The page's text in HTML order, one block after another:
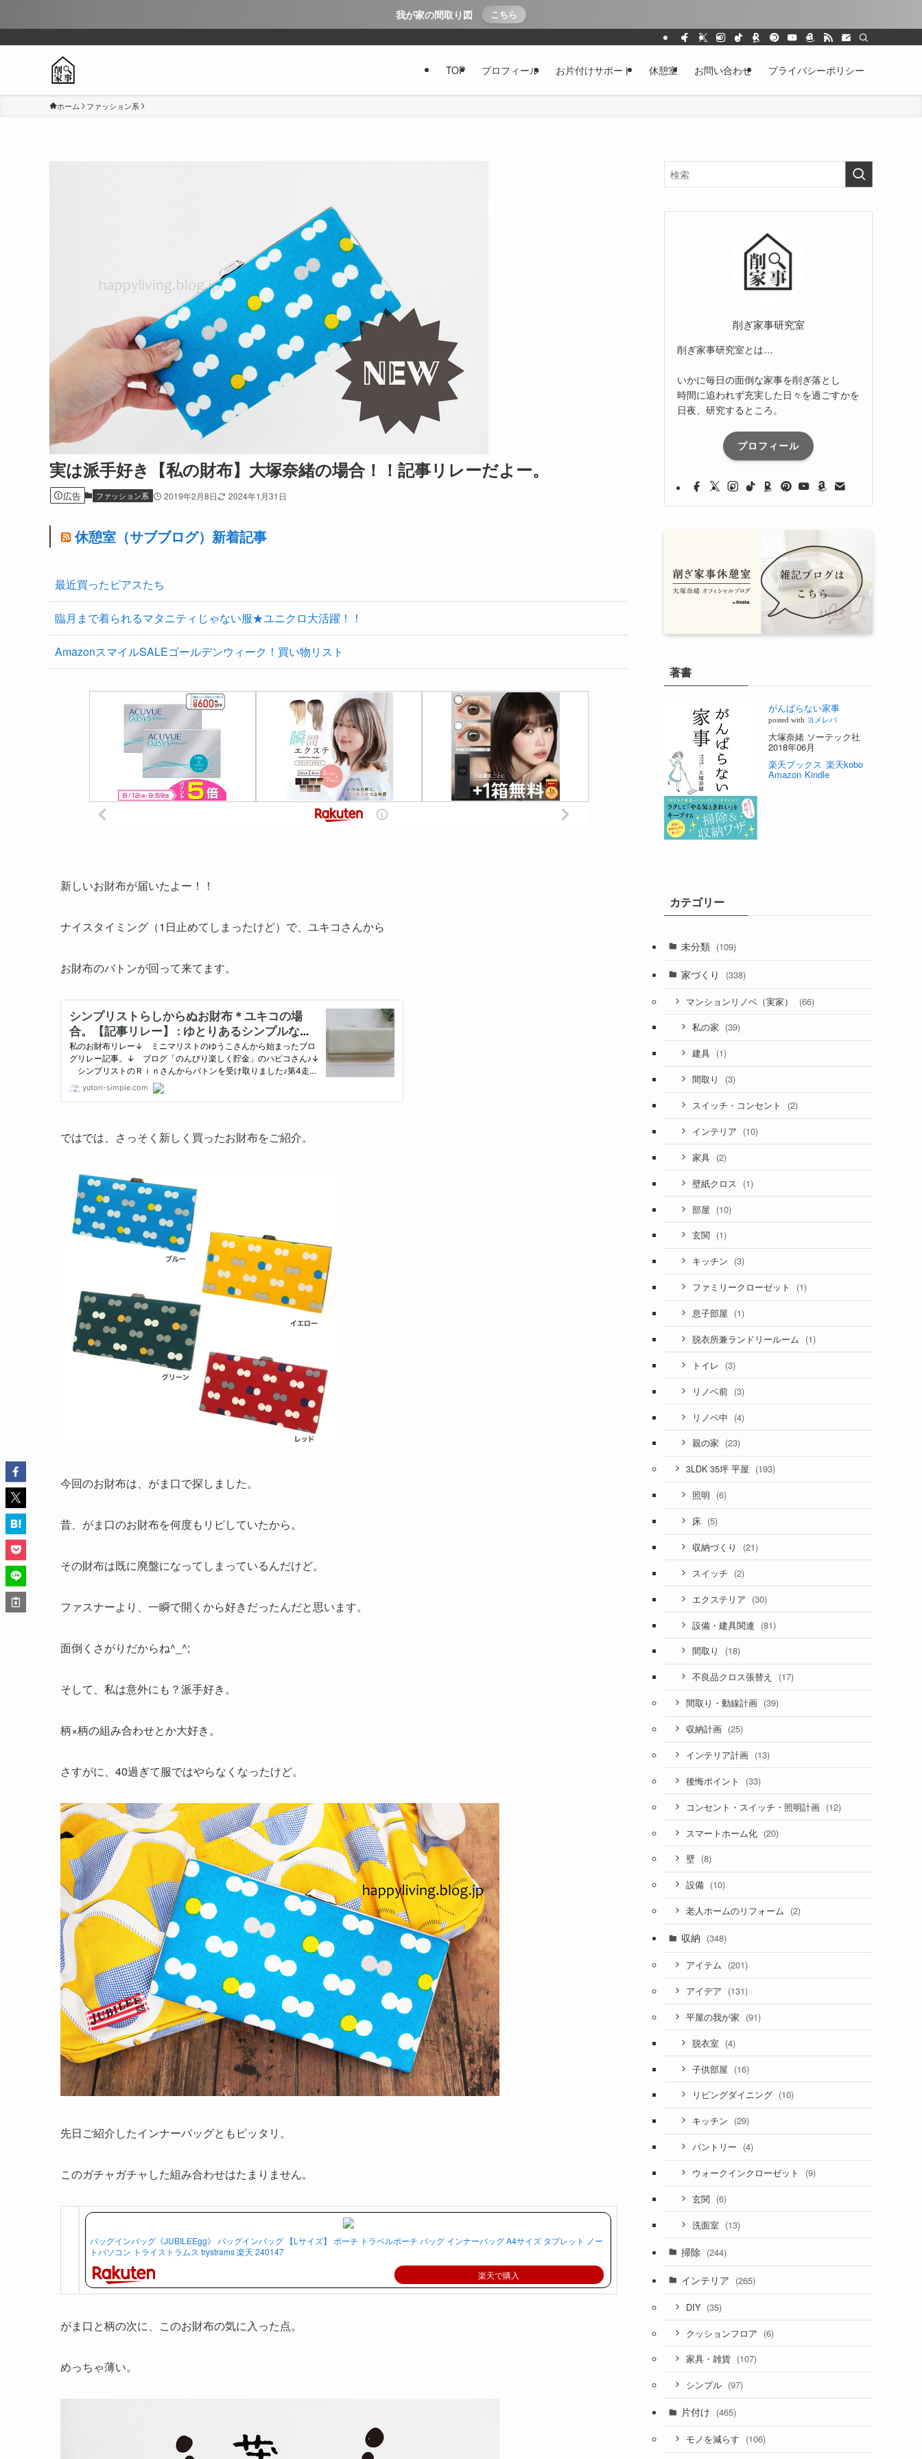
我が家の間取り図 こちら
TOP プロフィール お片付けサポート 休憩室 お問い合わせ プライバシーポリシー
ホーム ファッション系
実は派手好き【私の財布】大塚奈緒の場合！！記事リレーだよー。
広告 ファッション系 2019年2月8日 2024年1月31日
休憩室（サブブログ）新着記事
最近買ったピアスたち
臨月まで着られるマタニティじゃない服★ユニクロ大活躍！！
AmazonスマイルSALEゴールデンウィーク！買い物リスト
新しいお財布が届いたよー！！
ナイスタイミング（1日止めてしまったけど）で、ユキコさんから
お財布のバトンが回って来てます。
ではでは、さっそく新しく買ったお財布をご紹介。
今回のお財布は、がま口で探しました。
昔、がま口のお財布を何度もリピしていたから。
その財布は既に廃盤になってしまっているんだけど。
ファスナーより、一瞬で開くから好きだったんだと思います。
面倒くさがりだからね^_^;
そして、私は意外にも？派手好き。
柄×柄の組み合わせとか大好き。
さすがに、40過ぎて服ではやらなくなったけど。
先日ご紹介したインナーバッグともピッタリ。
このガチャガチャした組み合わせはたまりません。
バッグインバッグ《JUBILEEgg》 バッグインバッグ 【Lサイズ】 ポーチ トラベルポーチ バッグ インナーバッグ A4サイズ タブレット ノー
トパソコン トライストラムス trystrams 楽天 240147
楽天で購入
がま口と柄の次に、このお財布の気に入った点。
めっちゃ薄い。
削ぎ家事研究室
削ぎ家事研究室とは…
いかに毎日の面倒な家事を削ぎ落とし
時間に追われず充実した日々を過ごすかを
日夜、研究するところ。
プロフィール
著書
がんばらない家事
posted with ヨメレバ
大塚奈緒 ソーテック社
2018年06月
楽天ブックス 楽天kobo
Amazon Kindle
カテゴリー
未分類 (109)
家づくり (338)
マンションリノベ（実家） (66)
私の家 (39)
建具 (1)
間取り (3)
スイッチ・コンセント (2)
インテリア (10)
家具 (2)
壁紙クロス (1)
部屋 (10)
玄関 (1)
キッチン (3)
ファミリークローゼット (1)
息子部屋 (1)
脱衣所兼ランドリールーム (1)
トイレ (3)
リノベ前 (3)
リノベ中 (4)
親の家 (23)
3LDK 35坪 平屋 (193)
照明 (6)
床 (5)
収納づくり (21)
スイッチ (2)
エクステリア (30)
設備・建具関連 (81)
間取り (18)
不良品クロス張替え (17)
間取り・動線計画 (39)
収納計画 (25)
インテリア計画 (13)
後悔ポイント (33)
コンセント・スイッチ・照明計画 (12)
スマートホーム化 (20)
壁 (8)
設備 (10)
老人ホームのリフォーム (2)
収納 (348)
アイテム (201)
アイデア (131)
平屋の我が家 (91)
脱衣室 (4)
子供部屋 (16)
リビングダイニング (10)
キッチン (29)
パントリー (4)
ウォークインクローゼット (9)
玄関 (6)
洗面室 (13)
掃除 (244)
インテリア (265)
DIY (35)
クッションフロア (6)
家具・雑貨 (107)
シンプル (97)
片付け (465)
モノを減らす (106)